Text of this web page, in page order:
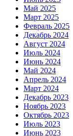
Май 2025
Март 2025
Февраль 2025
Декабрь 2024
Август 2024
Июль 2024
Июнь 2024
Май 2024
Апрель 2024
Март 2024
Декабрь 2023
Ноябрь 2023
Октябрь 2023
Июль 2023
Июнь 2023